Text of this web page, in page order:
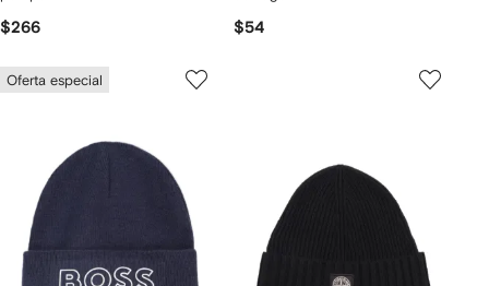
$266 $54
Oferta especial